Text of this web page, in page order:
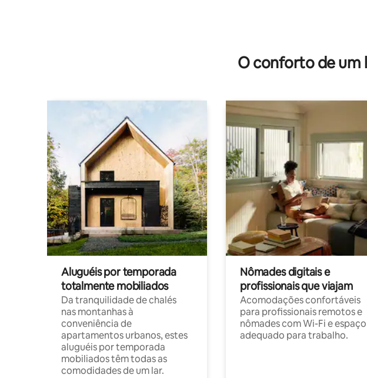
O conforto de um
Aluguéis por temporada
totalmente mobiliados
Da tranquilidade de chalés
nas montanhas à
conveniência de
apartamentos urbanos, estes
aluguéis por temporada
mobiliados têm todas as
comodidades de um lar.
Nômades digitais e
profissionais que viajam
Acomodações confortáveis
para profissionais remotos e
nômades com Wi-Fi e espaço
adequado para trabalho.